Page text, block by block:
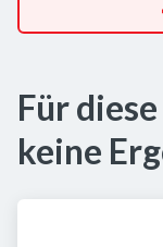
Für
keine